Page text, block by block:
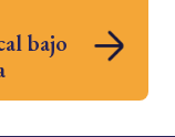
bajo